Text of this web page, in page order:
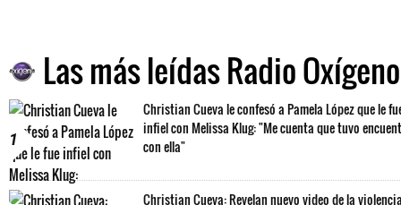
Las más leídas Radio Oxígeno
1
Christian Cueva le confesó a Pamela López que le
infiel con Melissa Klug: "Me cuenta que tuvo
con ella"
Christian Cueva: Revelan nuevo video de la